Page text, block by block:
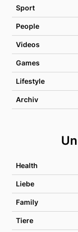
Sport
People
Videos
Games
Lifestyle
Archiv
Health
Liebe
Family
Tiere